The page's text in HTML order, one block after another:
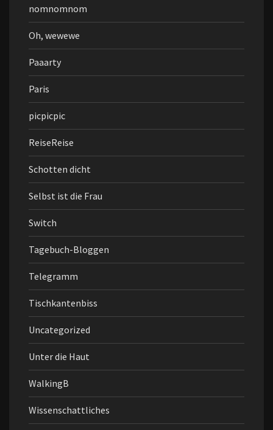
nomnomnom
Oh, wewewe
Paaarty
Paris
picpicpic
ReiseReise
Schotten dicht
Selbst ist die Frau
Switch
Tagebuch-Bloggen
Telegramm
Tischkantenbiss
Uncategorized
Unter die Haut
WalkingB
Wissenschattliches